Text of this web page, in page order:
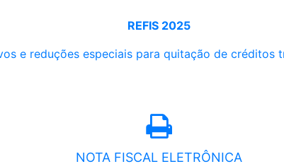
REFIS 2025
e reduções especiais para quitação de créditos
NOTA FISCAL ELETRÔNICA